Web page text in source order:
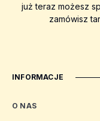
już teraz możesz
zamówisz
INFORMACJE
O NAS